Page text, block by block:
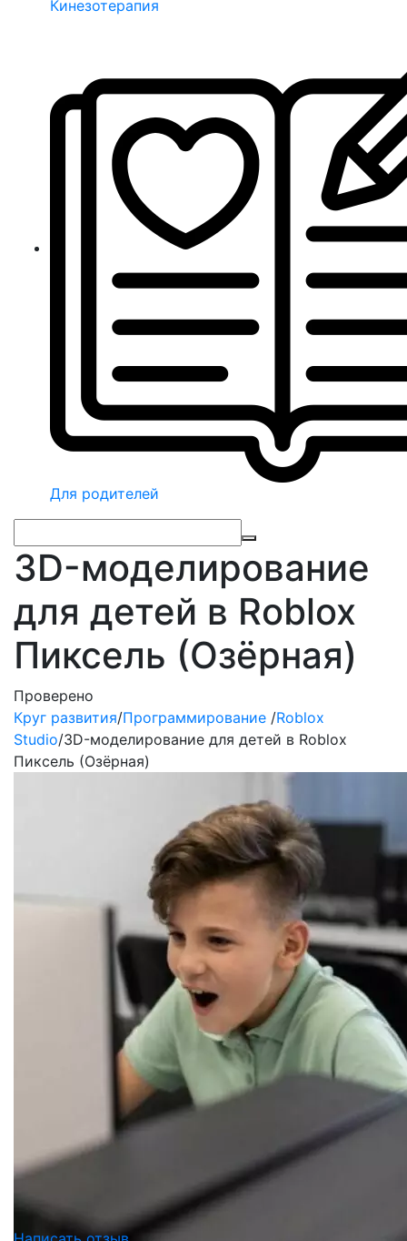
Кинезотерапия
Для родителей
3D-моделирование
для детей в Roblox
Пиксель (Озёрная)
Проверено
Круг развития/Программирование /Roblox
Studio/3D-моделирование для детей в Roblox
Пиксель (Озёрная)